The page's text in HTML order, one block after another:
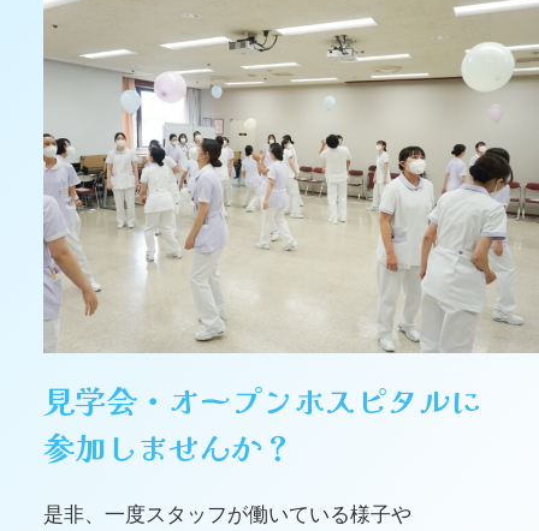
見学会・オープンホスピタルに
参加しませんか？
是非、一度スタッフが働いている様子や